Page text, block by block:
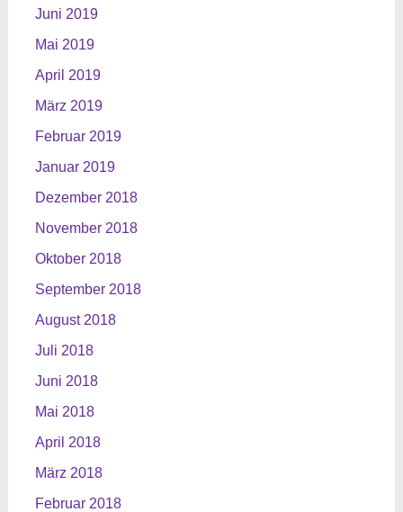
Juni 2019
Mai 2019
April 2019
März 2019
Februar 2019
Januar 2019
Dezember 2018
November 2018
Oktober 2018
September 2018
August 2018
Juli 2018
Juni 2018
Mai 2018
April 2018
März 2018
Februar 2018